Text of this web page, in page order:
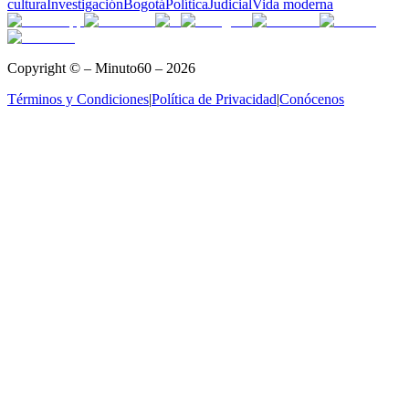
cultura Investigación Bogotá PolíticaJudicial Vida moderna
Copyright © – Minuto60 – 2026
Términos y Condiciones|Política de Privacidad|Conócenos